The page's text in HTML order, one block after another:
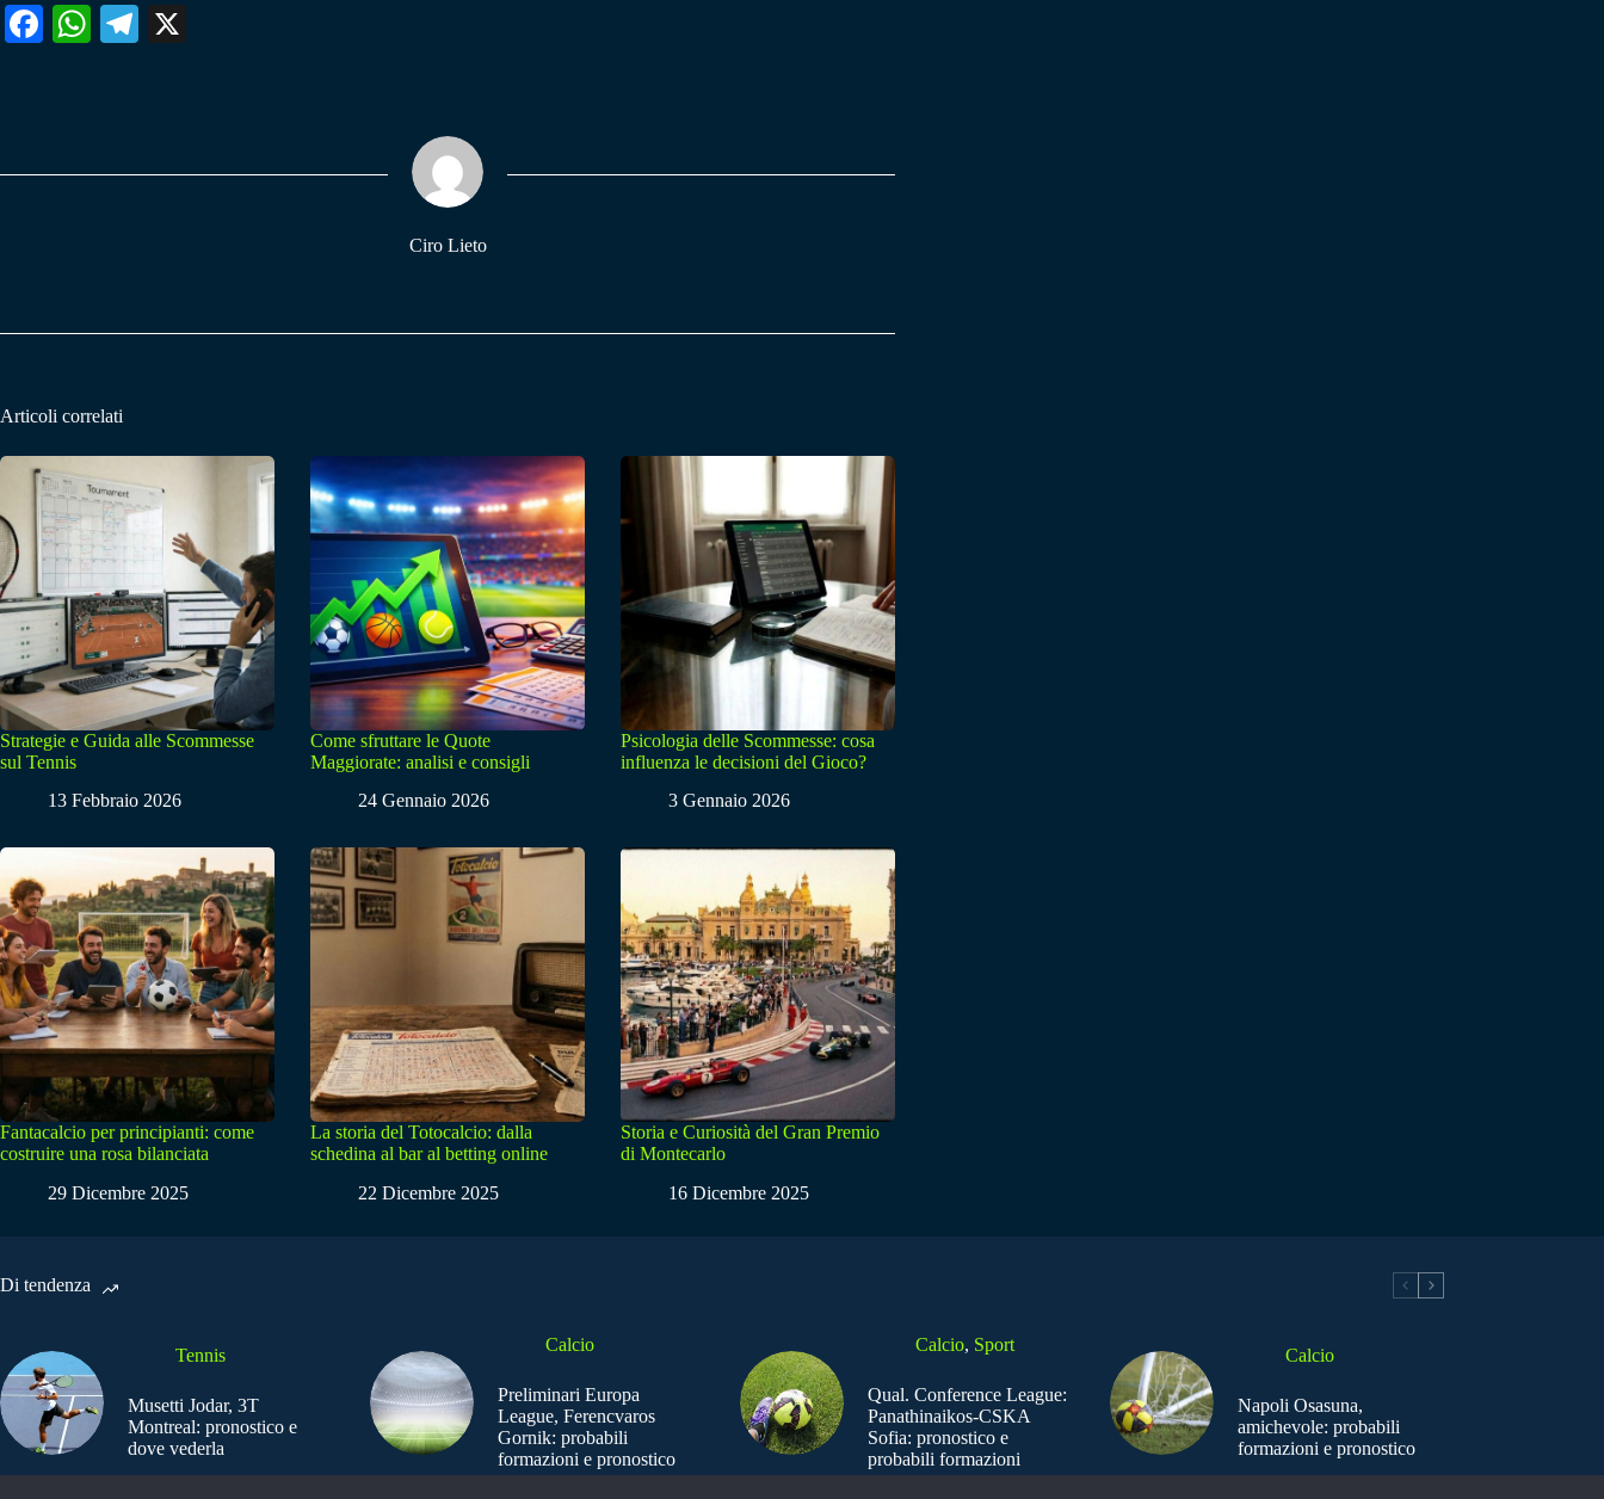
Fa W
pp
Te
m
Ciro Lieto
Articoli correlati
Strategie e Guida alle Scommesse
sul Tennis
13 Febbraio 2026
Come sfruttare le Quote
Maggiorate: analisi e consigli
24 Gennaio 2026
Psicologia delle Scommesse: cosa
influenza le decisioni del Gioco?
3 Gennaio 2026
Fantacalcio per principianti: come
costruire una rosa bilanciata
29 Dicembre 2025
La storia del Totocalcio: dalla
schedina al bar al betting online
22 Dicembre 2025
Storia e Curiosità del Gran Premio
di Montecarlo
16 Dicembre 2025
Di tendenza
Tennis
Musetti Jodar, 3T
Montreal: pronostico e
dove vederla
Calcio
Preliminari Europa
League, Ferencvaros
Gornik: probabili
formazioni e pronostico
Calcio, Sport
Qual. Conference League:
Panathinaikos-CSKA
Sofia: pronostico e
probabili formazioni
Calcio
Napoli Osasuna,
amichevole: probabili
formazioni e pronostico